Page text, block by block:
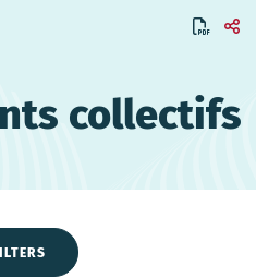
collectifs